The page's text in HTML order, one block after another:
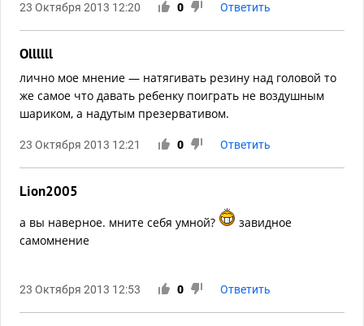
23 Октября 2013 12:20 0 Ответить
Ollllll
лично мое мнение — натягивать резину над головой то
же самое что давать ребенку поиграть не воздушным
шариком, а надутым презервативом.
23 Октября 2013 12:21 0 Ответить
Lion2005
а вы наверное. мните себя умной?
завидное
самомнение
23 Октября 2013 12:53 0 Ответить